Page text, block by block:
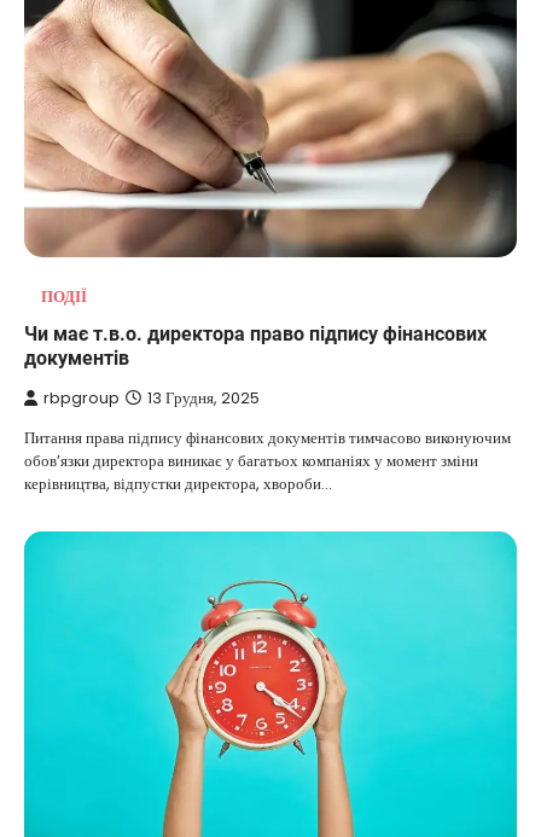
ПОДІЇ
Чи має т.в.о. директора право підпису фінансових
документів
rbpgroup 13 Грудня, 2025
Питання права підпису фінансових документів тимчасово виконуючим
обов’язки директора виникає у багатьох компаніях у момент зміни
керівництва, відпустки директора, хвороби…